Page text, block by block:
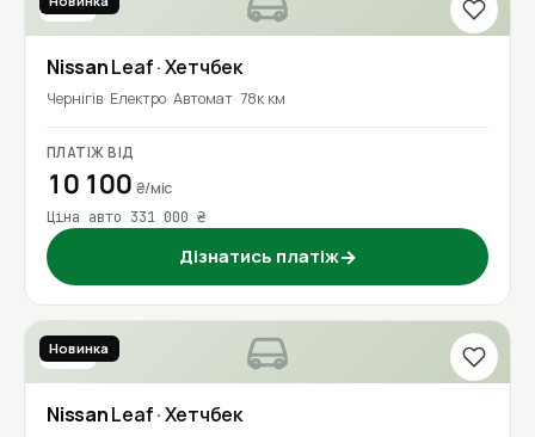
2016
NissanLeaf· Хетчбек
Чернігів Електро Автомат 78к км
ПЛАТІЖ ВІД
10 100 ₴/міс
Ціна авто 331 000 ₴
Дізнатись платіж→
2021
Новинка
NissanLeaf· Хетчбек